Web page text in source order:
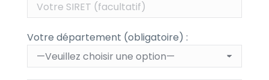
Votre département (obligatoire) :